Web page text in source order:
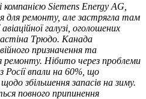
Siemens Energy AG,
для ремонту, але застрягла там
галузі, оголошених
Трюдо. Канада
призначення та
ремонту. Нібито через проблеми
Росії впали на 60%, що
збільшення запасів на зиму.
повного припинення